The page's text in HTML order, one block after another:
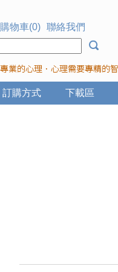
購物車(0) 聯絡我們
下載區
訂購方式